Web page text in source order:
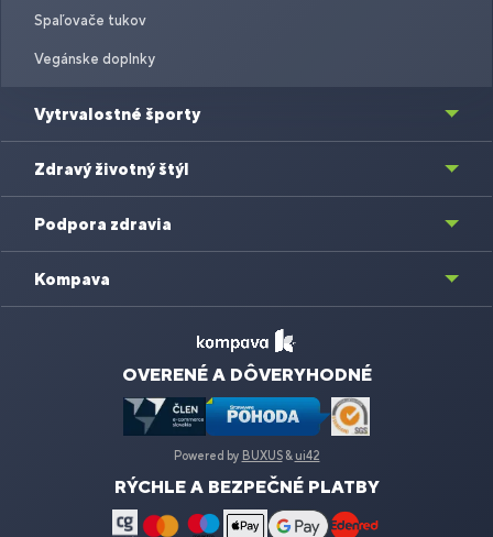
Spaľovače tukov
Vegánske doplnky
Vytrvalostné športy
Zdravý životný štýl
Podpora zdravia
Kompava
OVERENÉ A DÔVERYHODNÉ
Powered by BUXUS& ui42
RÝCHLE A BEZPEČNÉ PLATBY